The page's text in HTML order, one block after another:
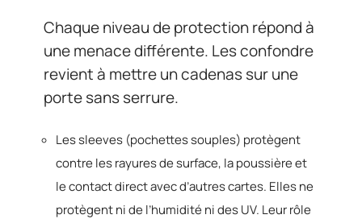
Chaque niveau de protection répond à
une menace différente. Les confondre
revient à mettre un cadenas sur une
porte sans serrure.
Les sleeves (pochettes souples) protègent
contre les rayures de surface, la poussière et
le contact direct avec d’autres cartes. Elles ne
protègent ni de l’humidité ni des UV. Leur rôle